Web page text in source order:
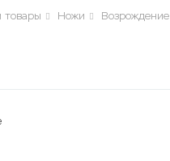
товары Ножи Возрождение